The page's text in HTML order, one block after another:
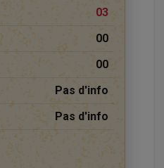
03
00
00
Pas d'info
Pas d'info